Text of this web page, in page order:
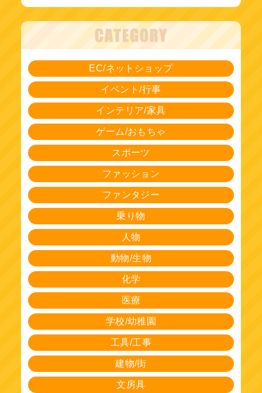
EC/ネットショップ
イベント/行事
インテリア/家具
ゲーム/おもちゃ
スポーツ
ファッション
ファンタジー
乗り物
人物
動物/生物
化学
医療
学校/幼稚園
工具/工事
建物/街
文房具